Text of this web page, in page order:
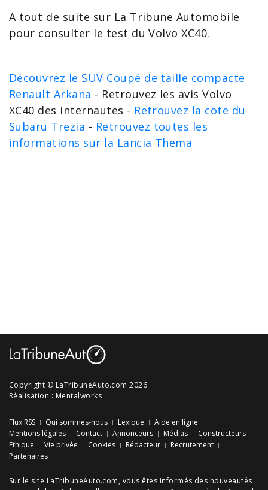
A tout de suite sur La Tribune Automobile
pour consulter le test du Volvo XC40.
Découvrez le SUV Coupé de taille compacte
Renault Arkana - Retrouvez les avis Volvo
XC40 des internautes - Retrouvez la cote du
Subaru Trezia - Retrouvez toutes les
informations sur la Lancia Thema
Copyright © LaTribuneAuto.com 2026
Réalisation : Mentalworks
Flux RSS Qui sommes-nous Lexique
Aide en ligne
Mentions légales
Contact Annonceurs Médias
Constructeurs
Ethique
Vie privée Cookies Rédacteur
Recrutement
Partenaires
Sur le site LaTribuneAuto.com, vous êtes informés des nouveautés